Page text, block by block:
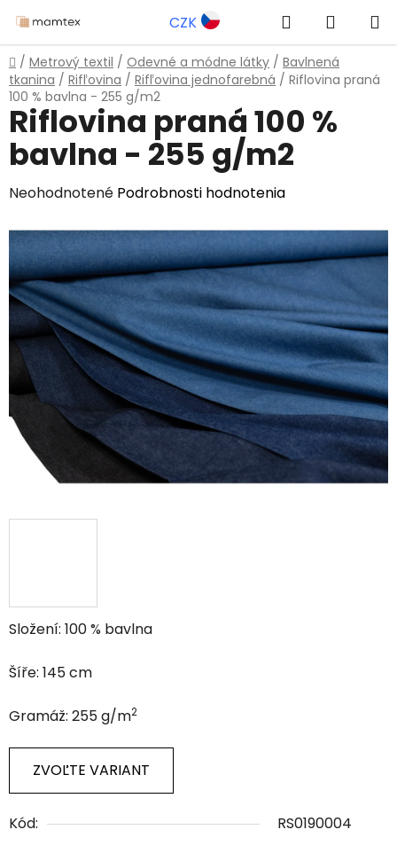
na
obsah
CZK Hľadať
KOŠÍK
Domov
/ Metrový textil / Odevné a módne látky / Bavlnená
tkanina / Rifľovina / Rifľovina jednofarebná / Riflovina praná
100 % bavlna - 255 g/m2
Složení: 100 % bavlna
Šíře: 145 cm
Gramáž: 255 g/m2
ZVOĽTE VARIANT
Kód: RS0190004
Riflovina praná 100 %
bavlna - 255 g/m2
Priemerné
produktu
je
0,0
z
5
hviezdičiek.
Neohodnotené Podrobnosti hodnotenia